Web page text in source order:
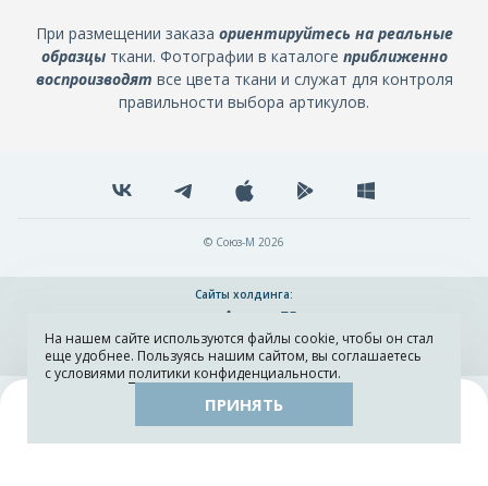
Каталог Остатки тканей
При размещении заказа ориентируйтесь на реальные
образцыткани. Фотографии в каталоге приближенно
воспроизводят все цвета ткани и служат для контроля
правильности выбора артикулов.
© Союз-М 2026
Сайты холдинга:
Разработка и поддержка сайта ADN
На нашем сайте используются файлы cookie, чтобы он стал
еще удобнее. Пользуясь нашим сайтом, вы соглашаетесь
с условиями политики конфиденциальности.
ПРИНЯТЬ